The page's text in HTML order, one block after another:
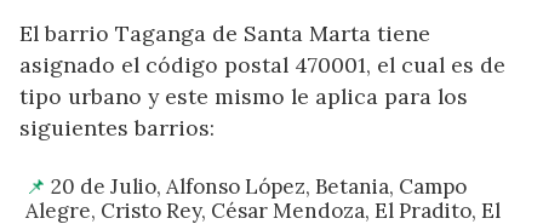
El barrio Taganga de Santa Marta tiene
asignado el código postal 470001, el cual es de
tipo urbano y este mismo le aplica para los
siguientes barrios:
20 de Julio, Alfonso López, Betania, Campo
Alegre, Cristo Rey, César Mendoza, El Pradito, El